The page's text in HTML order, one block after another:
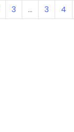
3 ... 3 4